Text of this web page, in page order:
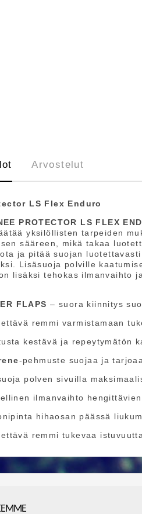
Arvostelut
LS Flex Enduro
PROTECTOR LS FLEX
yksilöllisten tarpeiden
sääreen, mikä takaa
ja pitää suojan
Lisäsuoja polville
lisäksi tehokas ilmanvaihto
FLAPS – suora kiinnitys
remmi varmistamaan
kestävä ja repeytymätön
-pehmuste suojaa ja
polven sivuilla
ilmanvaihto
hihaosan päässä
remmi tukevaa